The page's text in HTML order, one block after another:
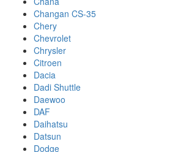
Changan CS-35
Chery
Chevrolet
Chrysler
Citroen
Dacia
Dadi Shuttle
Daewoo
DAF
Daihatsu
Datsun
Dodge